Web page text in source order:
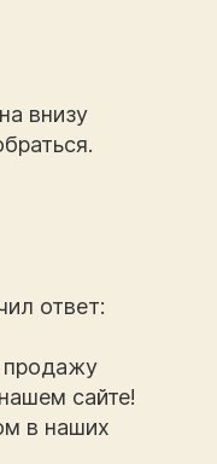
внизу
ответ:
продажу
сайте!
в наших